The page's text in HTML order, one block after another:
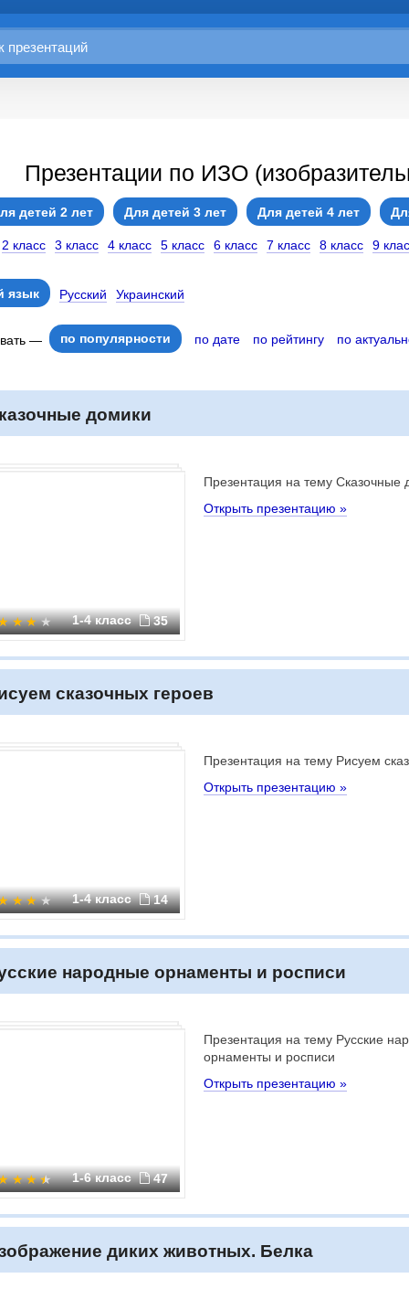
Презентации по ИЗО
детей 2 лет Для детей 3 лет Для детей 4 лет
2 класс 3 класс 4 класс 5 класс 6 класс 7 класс 8 класс 9
язык Русский Украинский
— по популярности по дате по рейтингу по
домики
1-4 класс 35
Презентация на тему Сказочные
Открыть презентацию »
сказочных героев
1-4 класс 14
Презентация на тему Рисуем
Открыть презентацию »
народные орнаменты и росписи
1-6 класс 47
Презентация на тему Русские
орнаменты и росписи
Открыть презентацию »
диких животных. Белка